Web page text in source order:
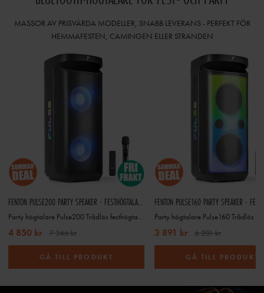
MASSOR AV PRISVÄRDA MODELLER, SNABB LEVERANS - PERFEKT FÖR
HEMMAFESTEN, CAMINGEN ELLER STRANDEN
FENTON PULSE200 PARTY SPEAKER - FESTHÖGTALARE MED LJUSSHOW
Party högtalare Pulse200 Trådlös festhögtalare med ljusshow
4 850 kr 7 346 kr
GÅ TILL PRODUKT
3 891 kr 6 281 kr
GÅ TILL PRODUKT